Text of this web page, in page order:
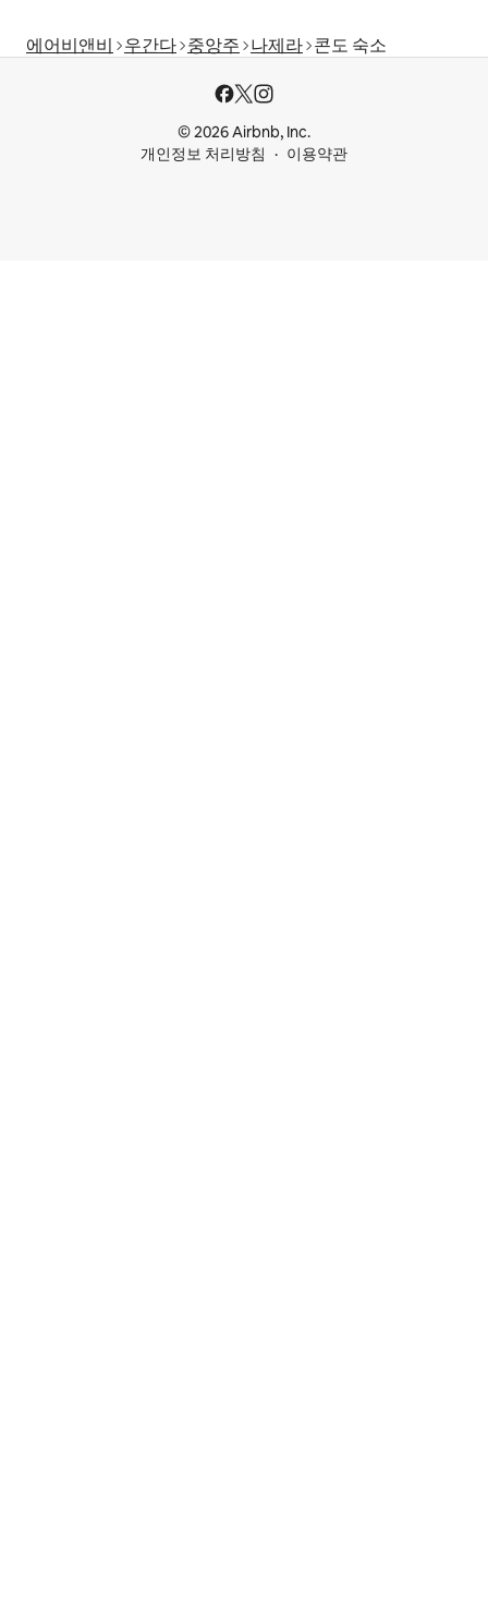
에어비앤비 우간다 중앙주 나제라 콘도 숙소
© 2026 Airbnb, Inc.
개인정보 처리방침
이용약관